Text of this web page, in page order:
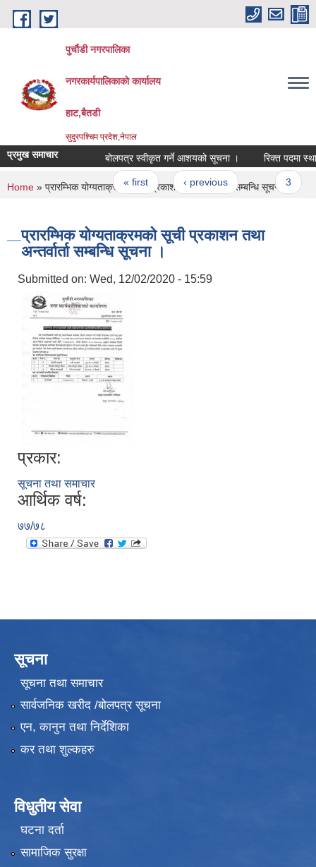
Skip to main content
पुर्चौडी नगरपालिका
नगरकार्यपालिकाकाे कार्यालय
हाट,बैतडी
सुदुरपश्चिम प्रदेश,नेपाल
प्रमुख समाचार बोलपत्र स्वीकृत गर्ने आशयको सूचना । रिक्त पदमा
Pages
« first ‹ previous … 3
You are here
Home » प्रारम्भिक योग्यताक्रमको सूची प्रकाशन तथा अन्तर्वार्ता सम्बन्धि सूचना ।
प्रारम्भिक योग्यताक्रमको सूची प्रकाशन तथा
अन्तर्वार्ता सम्बन्धि सूचना ।
Submitted on: Wed, 12/02/2020 - 15:59
प्रकार:
सूचना तथा समाचार
आर्थिक वर्ष:
७७/७८
सूचना
सूचना तथा समाचार
सार्वजनिक खरीद /बोलपत्र सूचना
एन, कानुन तथा निर्देशिका
कर तथा शुल्कहरु
विधुतीय सेवा
घटना दर्ता
सामाजिक सुरक्षा